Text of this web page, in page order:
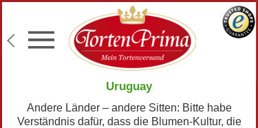
Konditor-Qualität
Torten mit Wunschtext
Lieferung an Wunschadresse
Uruguay
Andere Länder – andere Sitten: Bitte habe
Verständnis dafür, dass die Blumen-Kultur, die